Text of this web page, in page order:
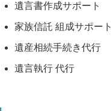
遺言書作成サポート
家族信託 組成サポート
遺産相続手続き代行
遺言執行 代行